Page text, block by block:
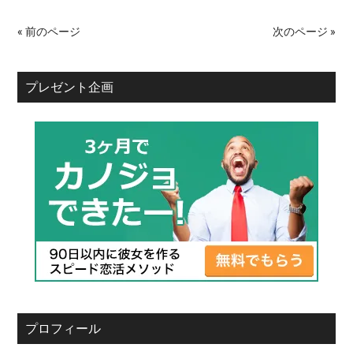
« 前のページ 次のページ »
プレゼント企画
プロフィール